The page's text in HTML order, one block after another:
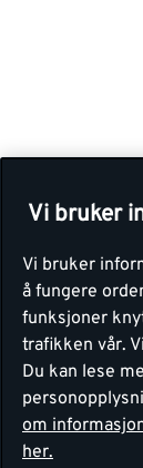
Vi bruker
Vi bruker
å fungere
funksjoner
trafikken vår.
Du kan lese
om
her.